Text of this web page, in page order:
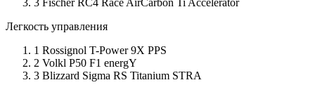
Легкость управления
1 Rossignol T-Power 9X PPS
2 Volkl P50 F1 energY
3 Blizzard Sigma RS Titanium STRA